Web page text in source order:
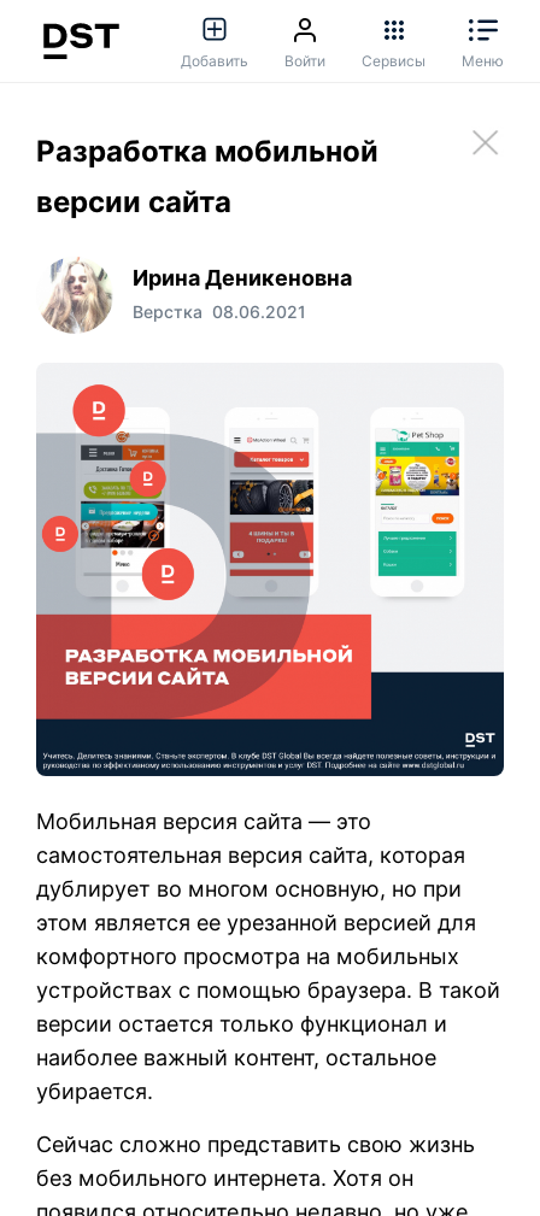
Добавить Войти Сервисы Меню
Разработка мобильной
версии сайта
Ирина Деникеновна
Верстка 08.06.2021
Мобильная версия сайта — это
самостоятельная версия сайта, которая
дублирует во многом основную, но при
этом является ее урезанной версией для
комфортного просмотра на мобильных
устройствах с помощью браузера. В такой
версии остается только функционал и
наиболее важный контент, остальное
убирается.
Сейчас сложно представить свою жизнь
без мобильного интернета. Хотя он